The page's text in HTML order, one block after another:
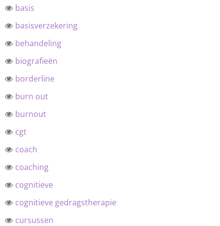
basis
basisverzekering
behandeling
biografieën
borderline
burn out
burnout
cgt
coach
coaching
cognitieve
cognitieve gedragstherapie
cursussen